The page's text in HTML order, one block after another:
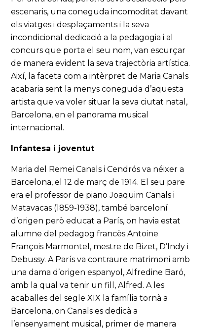
escenaris, una coneguda incomoditat davant
els viatges i desplaçaments i la seva
incondicional dedicació a la pedagogia i al
concurs que porta el seu nom, van escurçar
de manera evident la seva trajectòria artística.
Així, la faceta com a intèrpret de Maria Canals
acabaria sent la menys coneguda d’aquesta
artista que va voler situar la seva ciutat natal,
Barcelona, en el panorama musical
internacional.
Infantesa i joventut
Maria del Remei Canals i Cendrós va néixer a
Barcelona, el 12 de març de 1914. El seu pare
era el professor de piano Joaquim Canals i
Matavacas (1859-1938), també barceloní
d’origen però educat a París, on havia estat
alumne del pedagog francès Antoine
François Marmontel, mestre de Bizet, D’Indy i
Debussy. A París va contraure matrimoni amb
una dama d’origen espanyol, Alfredine Baró,
amb la qual va tenir un fill, Alfred. A les
acaballes del segle XIX la família tornà a
Barcelona, on Canals es dedicà a
l’ensenyament musical, primer de manera